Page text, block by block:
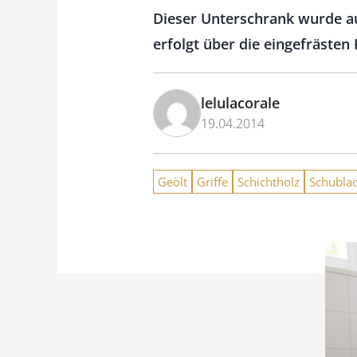
Dieser Unterschrank wurde
erfolgt über die eingefrästen
lelulacorale
19.04.2014
Geölt Griffe Schichtholz